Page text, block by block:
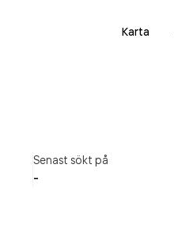
Karta
Senast sökt på
-